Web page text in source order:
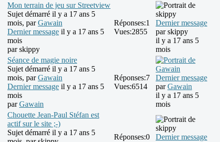
Mon terrain de jeu sur Streetview
Sujet démarré il y a 17 ans 5
mois, parGawain
Dernier message il y a 17 ans 5
mois
parskippy
Réponses:1
Vues:2855
Dernier message
parskippy
il y a 17 ans 5
mois
Séance de magie noire
Sujet démarré il y a 17 ans 5
mois, parGawain
Dernier message il y a 17 ans 5
mois
parGawain
Réponses:7
Vues:6514
Dernier message
parGawain
il y a 17 ans 5
mois
Chouette Jean-Paul Stéfan est
actif sur le site ;-)
Sujet démarré il y a 17 ans 5
Réponses:0
Dernier message